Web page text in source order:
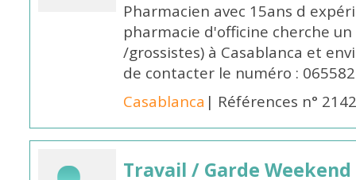
Pharmacien avec 15ans d
pharmacie d'officine cherche
/grossistes) à Casablanca et
de contacter le numéro :
Casablanca | Références n°
Travail / Garde Weekend